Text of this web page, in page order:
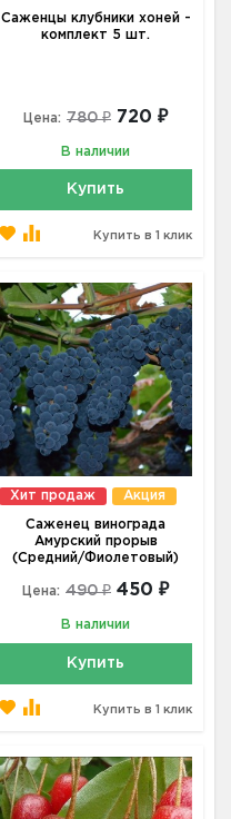
Саженцы клубники хоней -
комплект 5 шт.
Цена: 780 ₽ 720 ₽
В наличии
Купить
Купить в 1 клик
Хит продаж Акция
Саженец винограда
Амурский прорыв
(Средний/Фиолетовый)
Цена: 490 ₽ 450 ₽
В наличии
Купить
Купить в 1 клик